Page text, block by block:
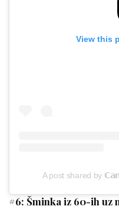
View this
A post shared by
#6: Šminka iz 60-ih uz